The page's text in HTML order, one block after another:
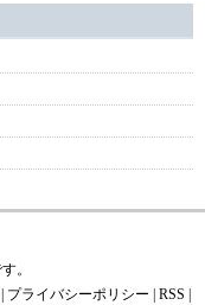
。
プライバシーポリシー RSS